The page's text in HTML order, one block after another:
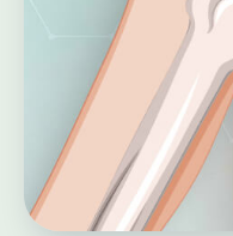
Обезболивание: все
под адекватной
мышечный спазм.
Точность: мы
бережное вправление
анатомические
Контроль: обязательная
правильности
манипуляции.